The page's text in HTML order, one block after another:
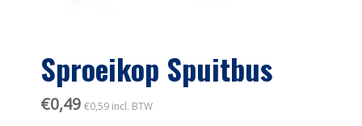
Sproeikop Spuitbus
€0,49 €0,59 incl. BTW